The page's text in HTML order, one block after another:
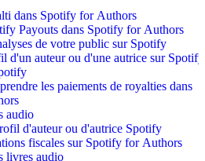
dans Spotify for Authors
Payouts dans Spotify for Authors
de votre public sur Spotify
d'un auteur ou d'une autrice sur Spotify
les paiements de royalties dans
audio
d'auteur ou d'autrice Spotify
fiscales sur Spotify for Authors
livres audio